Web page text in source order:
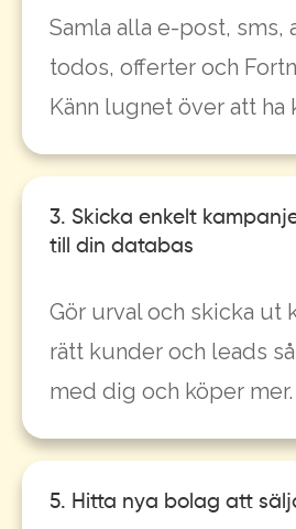
Samla alla e-post, sms,
todos, offerter och
Känn lugnet över att ha
3. Skicka enkelt
till din databas
Gör urval och skicka ut
rätt kunder och leads
med dig och köper mer.
5. Hitta nya bolag att